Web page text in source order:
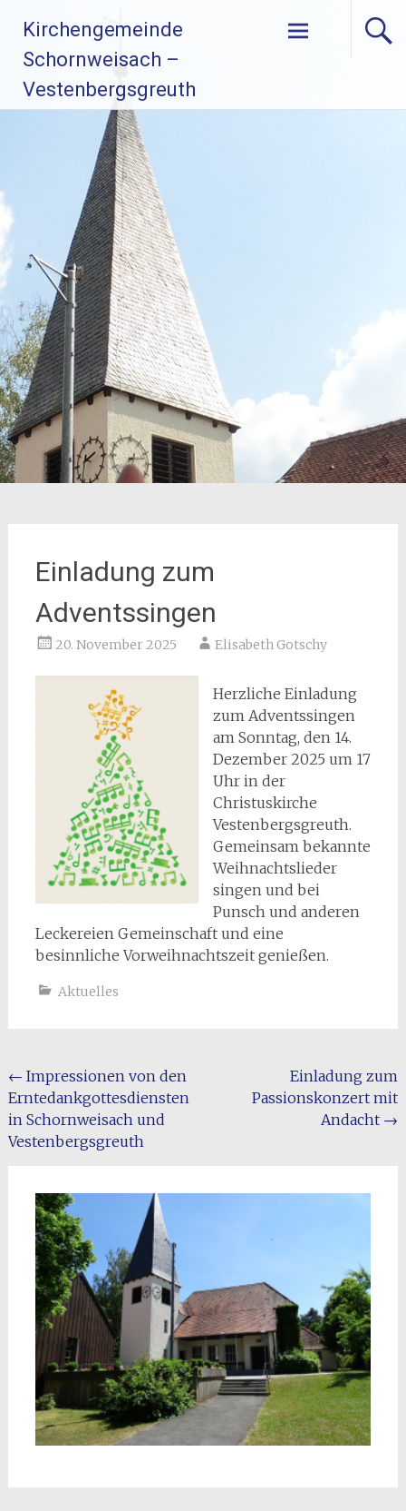
Inhalt
springen
Kirchengemeinde
Schornweisach –
Vestenbergsgreuth
Einladung zum
Adventssingen
20. November 2025 Elisabeth Gotschy
Herzliche Einladung
zum Adventssingen
am Sonntag, den 14.
Dezember 2025 um 17
Uhr in der
Christuskirche
Vestenbergsgreuth.
Gemeinsam bekannte
Weihnachtslieder
singen und bei
Punsch und anderen
Leckereien Gemeinschaft und eine
besinnliche Vorweihnachtszeit genießen.
Aktuelles
Beitragsnavigation
← Impressionen von den
Erntedankgottesdiensten
in Schornweisach und
Vestenbergsgreuth
Einladung zum
Passionskonzert mit
Andacht →